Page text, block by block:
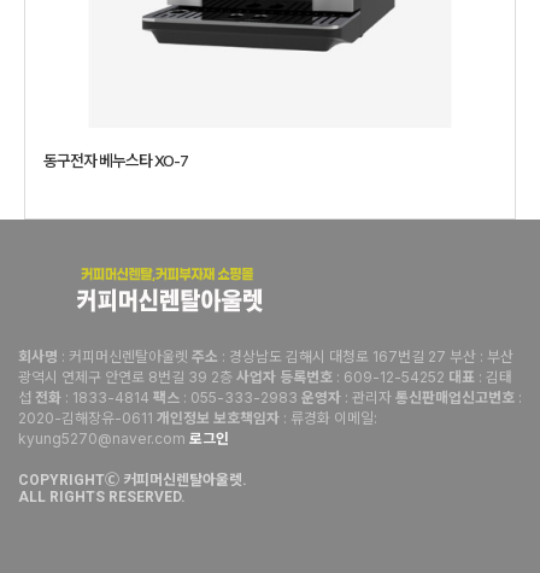
동구전자 베누스타 XO-7
회사명 : 커피머신렌탈아울렛 주소 : 경상남도 김해시 대청로 167번길 27 부산 : 부산
광역시 연제구 안연로 8번길 39 2층 사업자 등록번호 : 609-12-54252 대표 : 김태
섭 전화 : 1833-4814 팩스 : 055-333-2983 운영자 : 관리자 통신판매업신고번호 :
2020-김해장유-0611 개인정보 보호책임자 : 류경화 이메일:
kyung5270@naver.com 로그인
COPYRIGHTⒸ 커피머신렌탈아울렛.
ALL RIGHTS RESERVED.